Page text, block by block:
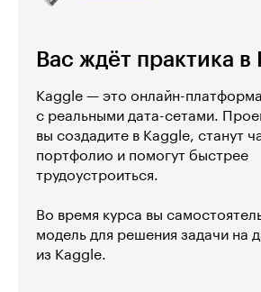
Вас ждёт практика в
Kaggle — это онлайн-
с реальными дата-сетами.
вы создадите в Kaggle, станут
портфолио и помогут быстрее
трудоустроиться.
Во время курса вы
модель для решения задачи на
из Kaggle.